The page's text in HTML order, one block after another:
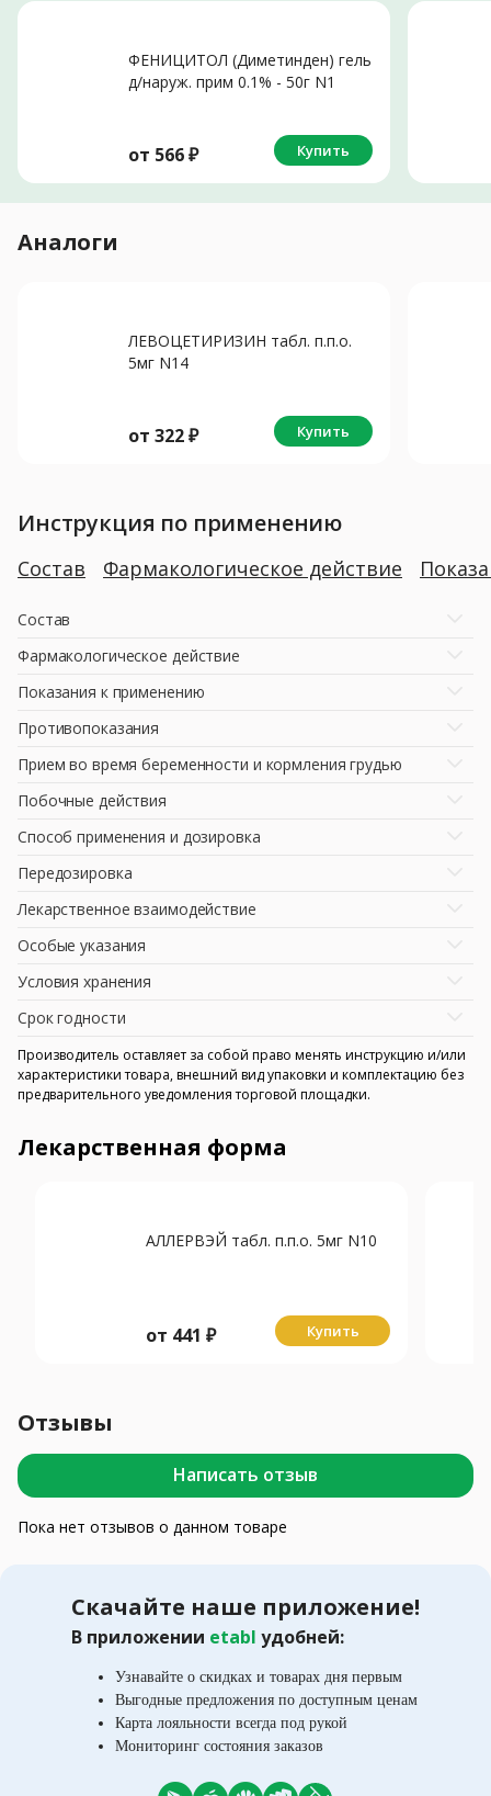
ФЕНИЦИТОЛ (Диметинден) гель
д/наруж. прим 0.1% - 50г N1
от 566₽ Купить
Аналоги
ЛЕВОЦЕТИРИЗИН табл. п.п.о.
5мг N14
от 322₽ Купить
Инструкция по применению
Состав Фармакологическое действие
Состав
Фармакологическое действие
Показания к применению
Противопоказания
Прием во время беременности и кормления грудью
Побочные действия
Способ применения и дозировка
Передозировка
Лекарственное взаимодействие
Особые указания
Условия хранения
Срок годности
Производитель оставляет за собой право менять инструкцию и/или
характеристики товара, внешний вид упаковки и комплектацию без
предварительного уведомления торговой площадки.
Лекарственная форма
АЛЛЕРВЭЙ табл. п.п.о. 5мг N10
от 441 ₽ Купить
Отзывы
Написать отзыв
Пока нет отзывов о данном товаре
Скачайте наше приложение!
В приложении etabl удобней:
Узнавайте о скидках и товарах дня первым
Выгодные предложения по доступным ценам
Карта лояльности всегда под рукой
Мониторинг состояния заказов